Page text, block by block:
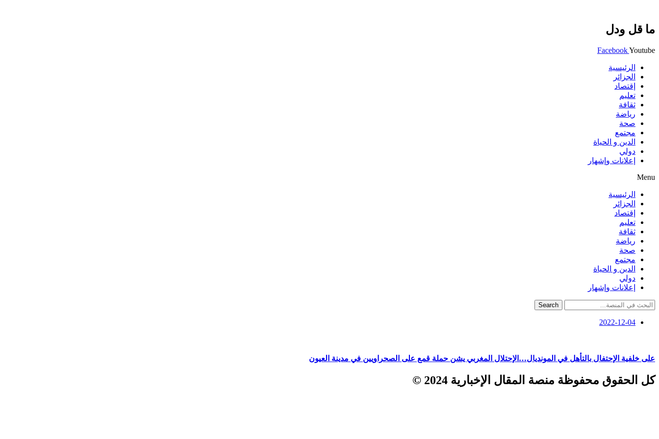
ما قل ودل
FacebookYoutube
الرئيسية
الجزائر
إقتصاد
تعليم
ثقافة
رياضة
صحة
مجتمع
الدين و الحياة
دولي
إعلانات وإشهار
Menu
الرئيسية
الجزائر
إقتصاد
تعليم
ثقافة
رياضة
صحة
مجتمع
الدين و الحياة
دولي
إعلانات وإشهار
Search
2022-12-04
على خلفية الإحتفال بالتأهل في المونديال…الإحتلال المغربي يشن حملة قمع على الصحراويين في مدينة العيون
كل الحقوق محفوظة منصة المقال الإخبارية 2024 ©